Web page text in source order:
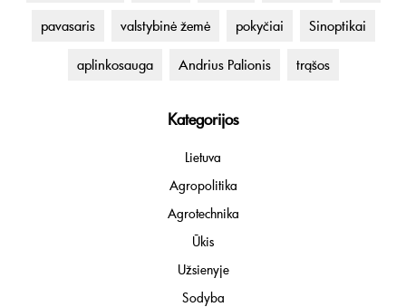
pavasaris valstybinė žemė pokyčiai Sinoptikai
aplinkosauga Andrius Palionis trąšos
Kategorijos
Lietuva
Agropolitika
Agrotechnika
Ūkis
Užsienyje
Sodyba